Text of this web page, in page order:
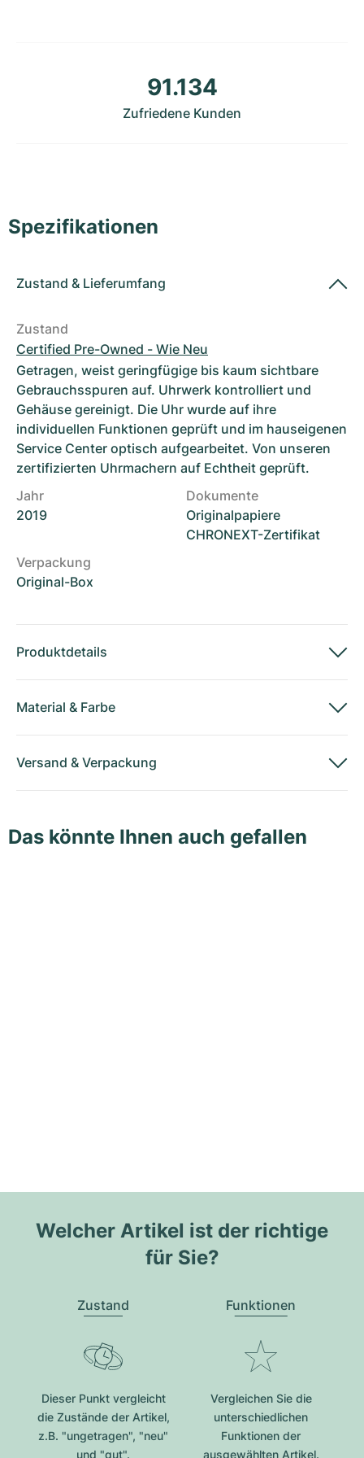
91.134
Zufriedene Kunden
Spezifikationen
Zustand & Lieferumfang
Zustand
Certified Pre-Owned - Wie Neu
Getragen, weist geringfügige bis kaum sichtbare
Gebrauchsspuren auf. Uhrwerk kontrolliert und
Gehäuse gereinigt. Die Uhr wurde auf ihre
individuellen Funktionen geprüft und im hauseigenen
Service Center optisch aufgearbeitet. Von unseren
zertifizierten Uhrmachern auf Echtheit geprüft.
Jahr
2019
Dokumente
Originalpapiere
CHRONEXT-Zertifikat
Verpackung
Original-Box
Produktdetails
Material & Farbe
Versand & Verpackung
Das könnte Ihnen auch gefallen
Welcher Artikel ist der richtige
für Sie?
Zustand
Dieser Punkt vergleicht
die Zustände der Artikel,
z.B. "ungetragen", "neu"
und "gut".
Funktionen
Vergleichen Sie die
unterschiedlichen
Funktionen der
ausgewählten Artikel.